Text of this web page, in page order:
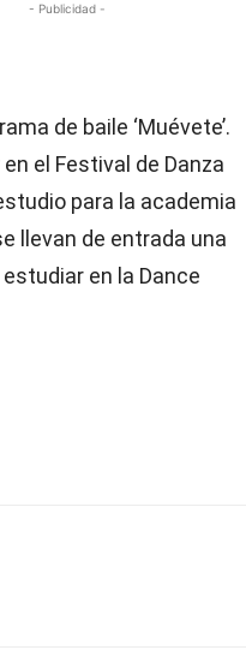
- Publicidad -
de baile ‘Muévete’.
el Festival de Danza
para la academia
llevan de entrada una
en la Dance